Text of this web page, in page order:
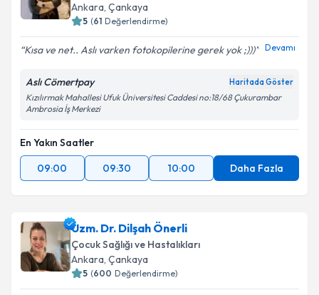
Ankara, Çankaya
5 (61 Değerlendirme)
Kısa ve net.. Aslı varken fotokopilerine gerek yok ;))) Devamı
Aslı Cömertpay Haritada Göster
Kızılırmak Mahallesi Ufuk Üniversitesi Caddesi no:18/68 Çukurambar
Ambrosia İş Merkezi
En Yakın Saatler
09:00
09:30 10:00 Daha Fazla
Uzm. Dr. Dilşah Önerli
Çocuk Sağlığı ve Hastalıkları
Ankara, Çankaya
5 (600 Değerlendirme)